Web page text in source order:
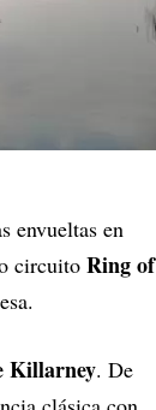
envueltas en
circuito Ring of
Killarney. De